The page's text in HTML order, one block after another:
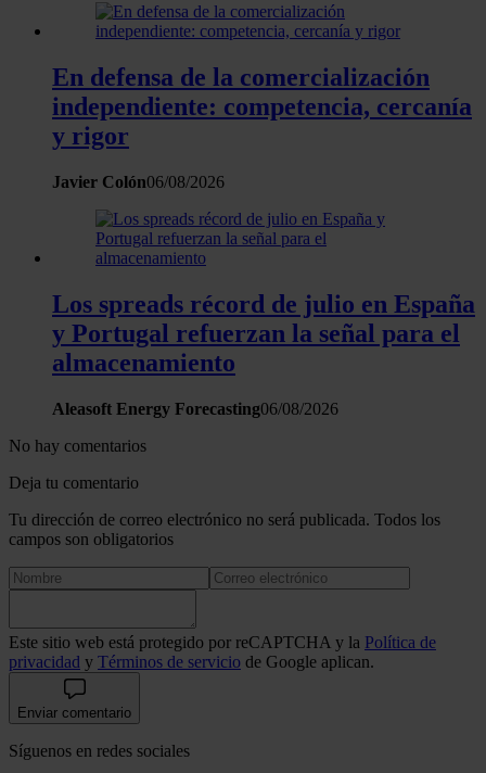
sitio web con nuestros partners de redes sociales,
análisis web, quienes pueden combinarla con otra
haya proporcionado o que hayan recopilado a partir del uso
hecho de sus servicios.
En defensa de la comercialización
independiente: competencia, cercanía
y rigor
Javier Colón06/08/2026
Los spreads récord de julio en España
y Portugal refuerzan la señal para el
almacenamiento
Aleasoft Energy Forecasting06/08/2026
No hay comentarios
Deja tu comentario
Tu dirección de correo electrónico no será publicada. Todos los
campos son obligatorios
Este sitio web está protegido por reCAPTCHA y la Política de
privacidad y Términos de servicio de Google aplican.
Enviar comentario
Síguenos en redes sociales